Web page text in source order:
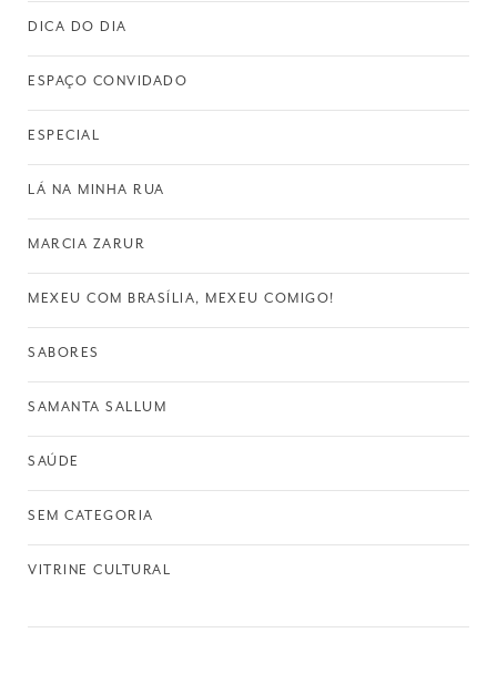
DICA DO DIA
ESPAÇO CONVIDADO
ESPECIAL
LÁ NA MINHA RUA
MARCIA ZARUR
MEXEU COM BRASÍLIA, MEXEU COMIGO!
SABORES
SAMANTA SALLUM
SAÚDE
SEM CATEGORIA
VITRINE CULTURAL